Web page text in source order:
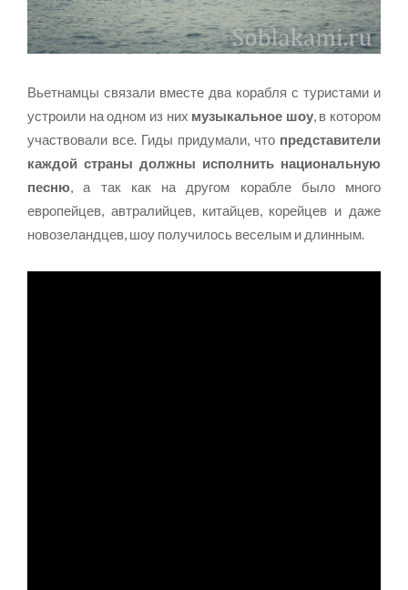
Вьетнамцы связали вместе два корабля с туристами и
устроили на одном из них музыкальное шоу, в котором
участвовали все. Гиды придумали, что представители
каждой страны должны исполнить национальную
песню , а так как на другом корабле было много
европейцев, автралийцев, китайцев, корейцев и даже
новозеландцев, шоу получилось веселым и длинным.